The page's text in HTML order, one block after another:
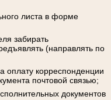
листа в форме
забирать
(направлять по
оплату корреспонденции
почтовой связью;
документов